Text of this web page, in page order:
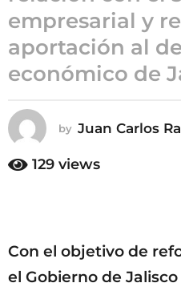
s
e
s
a
o
empresarial y
aportación al
económico de
by Juan Carlos
129 views
Con el objetivo de
el Gobierno de